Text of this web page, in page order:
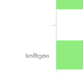
სომხეთი